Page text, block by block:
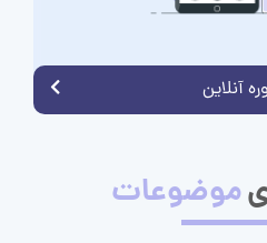
آنلاین
موضوعات